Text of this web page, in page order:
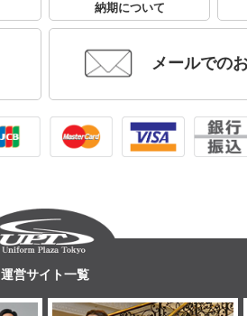
納期について
メールでの
運営サイト一覧